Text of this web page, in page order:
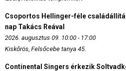
Csoportos Hellinger-féle
nap Takács Reával
2026. augusztus 09. 10:00 - 17:00
Kiskőrös, Felsőcebe tanya 45.
Continental Singers érkezik